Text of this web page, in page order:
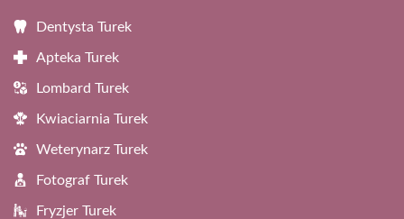
Dentysta Turek
Apteka Turek
Lombard Turek
Kwiaciarnia Turek
Weterynarz Turek
Fotograf Turek
Fryzjer Turek